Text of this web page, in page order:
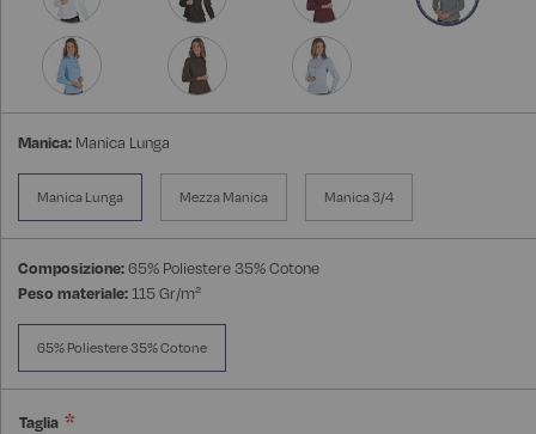
Manica: Manica Lunga
Manica Lunga Mezza Manica Manica 3/4
Composizione:65% Poliestere 35% Cotone
Peso materiale:115 Gr/m²
65% Poliestere 35% Cotone
Taglia